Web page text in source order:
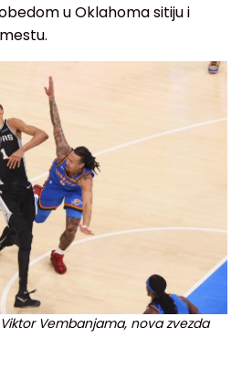
u Oklahoma sitiju i
Vembanjama, nova zvezda